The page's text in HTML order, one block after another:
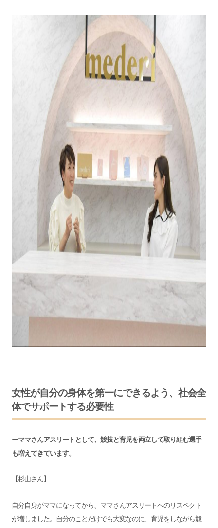
女性が自分の身体を第一にできるよう、社会全
体でサポートする必要性
ーママさんアスリートとして、競技と育児を両立して取り組む選手
も増えてきています。
【杉山さん】
自分自身がママになってから、ママさんアスリートへのリスペクト
が増しました。自分のことだけでも大変なのに、育児をしながら競